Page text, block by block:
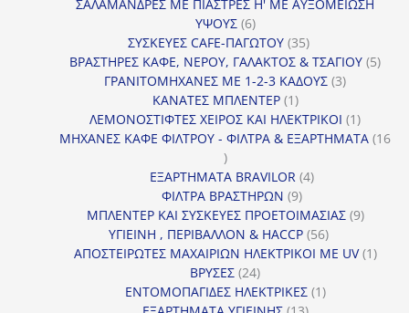
προϊόντα
ΣΑΛΑΜΑΝΔΡΕΣ ΜΕ ΠΙΑΣΤΡΕΣ Η' ΜΕ ΑΥΞΟΜΕΙΩΣΗ
ΥΨΟΥΣ 66
προϊόντα
ΣΥΣΚΕΥΕΣ CAFE-ΠΑΓΩΤΟΥ 3535
προϊόντα
ΒΡΑΣΤΗΡΕΣ ΚΑΦΕ, ΝΕΡΟΥ, ΓΑΛΑΚΤΟΣ & ΤΣΑΓΙΟΥ 55
ΓΡΑΝΙΤΟΜΗΧΑΝΕΣ ΜΕ 1-2-3 ΚΑΔΟΥΣ 33
ΚΑΝΑΤΕΣ ΜΠΛΕΝΤΕΡ 11
προϊόν
ΛΕΜΟΝΟΣΤΙΦΤΕΣ ΧΕΙΡΟΣ ΚΑΙ ΗΛΕΚΤΡΙΚΟΙ 11
προϊόν
ΜΗΧΑΝΕΣ ΚΑΦΕ ΦΙΛΤΡΟΥ - ΦΙΛΤΡΑ & ΕΞΑΡΤΗΜΑΤΑ 16
16
προϊόντα
ΕΞΑΡΤΗΜΑΤΑ BRAVILOR 44
ΦΙΛΤΡΑ ΒΡΑΣΤΗΡΩΝ 99
προϊόντα
ΜΠΛΕΝΤΕΡ ΚΑΙ ΣΥΣΚΕΥΕΣ ΠΡΟΕΤΟΙΜΑΣΙΑΣ 99
ΥΓΙΕΙΝΗ , ΠΕΡΙΒΑΛΛΟΝ & HACCP 5656
προϊόντα
ΑΠΟΣΤΕΙΡΩΤΕΣ ΜΑΧΑΙΡΙΩΝ ΗΛΕΚΤΡΙΚΟΙ ΜΕ UV 11
ΒΡΥΣΕΣ 2424
προϊόντα
ΕΝΤΟΜΟΠΑΓΙΔΕΣ ΗΛΕΚΤΡΙΚΕΣ 11